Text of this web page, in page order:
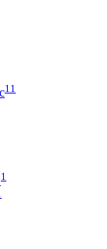
11
1